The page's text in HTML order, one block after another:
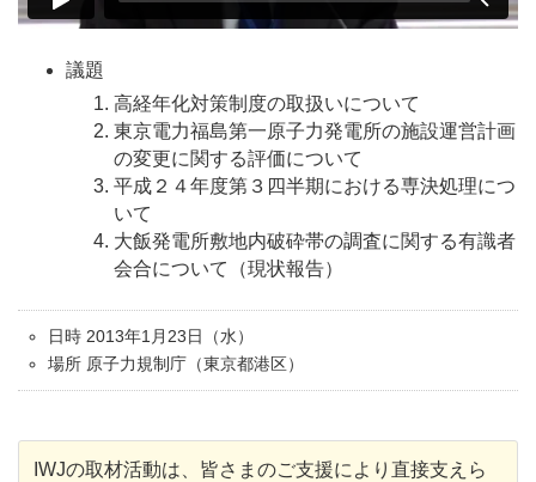
議題
高経年化対策制度の取扱いについて
東京電力福島第一原子力発電所の施設運営計画
の変更に関する評価について
平成２４年度第３四半期における専決処理につ
いて
大飯発電所敷地内破砕帯の調査に関する有識者
会合について（現状報告）
日時 2013年1月23日（水）
場所 原子力規制庁（東京都港区）
IWJの取材活動は、皆さまのご支援により直接支えら